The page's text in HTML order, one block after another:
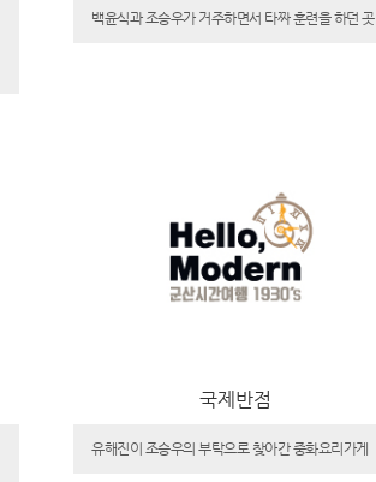
백윤식과 조승우가 거주하면서 타짜 훈련을 하던 곳
국제반점
유해진이 조승우의 부탁으로 찾아간 중화요리가게